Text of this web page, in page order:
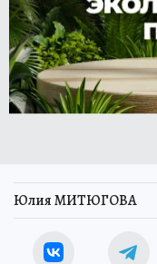
Юлия МИТЮГОВА